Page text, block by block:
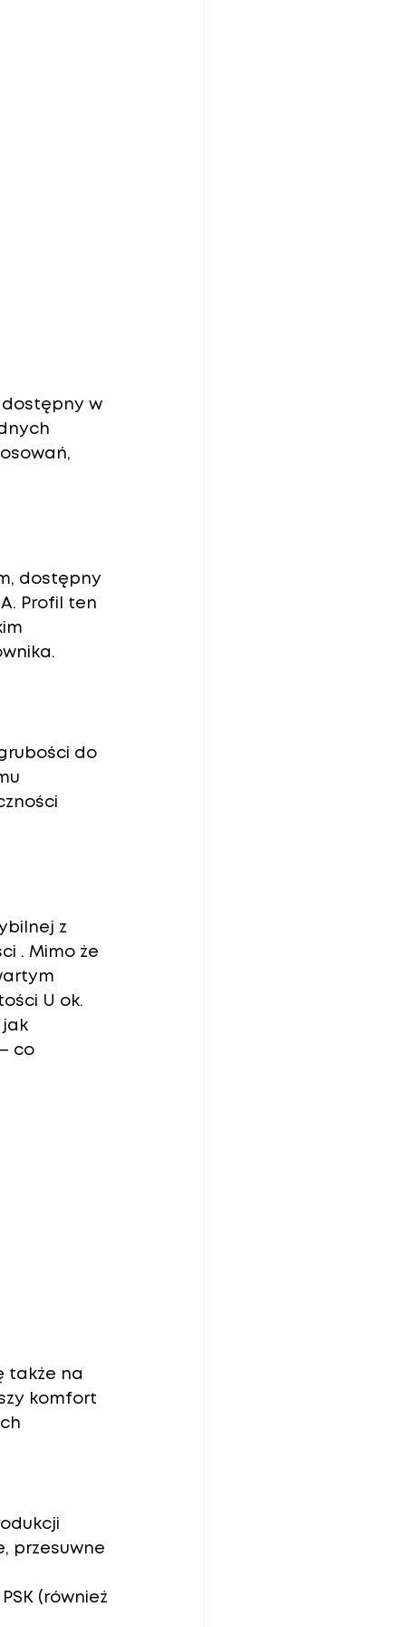
dostępny w
, dostępny
Profil ten
do
z
. Mimo że
U ok.
jak
co
także na
komfort
przesuwne
(również